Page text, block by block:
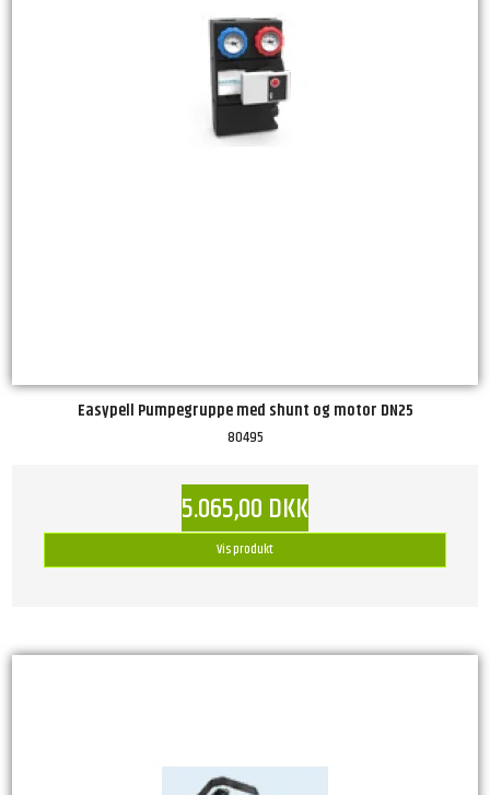
Easypell Pumpegruppe med shunt og motor DN25
80495
5.065,00 DKK
Vis produkt